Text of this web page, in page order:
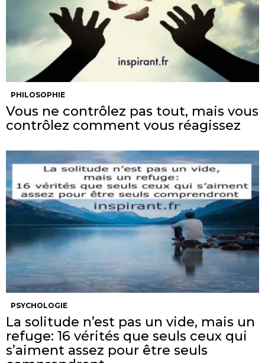
PHILOSOPHIE
Vous ne contrôlez pas tout, mais vous
contrôlez comment vous réagissez
PSYCHOLOGIE
La solitude n’est pas un vide, mais un
refuge: 16 vérités que seuls ceux qui
s’aiment assez pour être seuls